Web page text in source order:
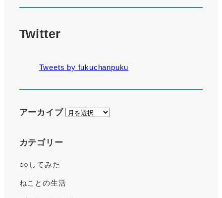
Twitter
Tweets by fukuchanpuku
アーカイブ
ア
カテゴリー
○○してみた
ねことの生活